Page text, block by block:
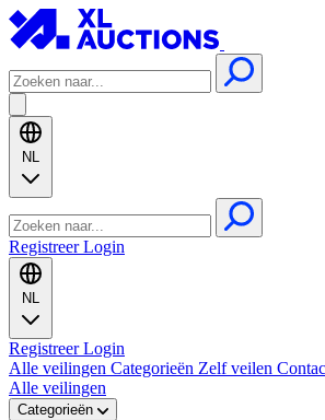
NL
RegistreerLogin
NL
RegistreerLogin
Alle veilingen Categorieën Zelf veilen
Alle veilingen
Categorieën